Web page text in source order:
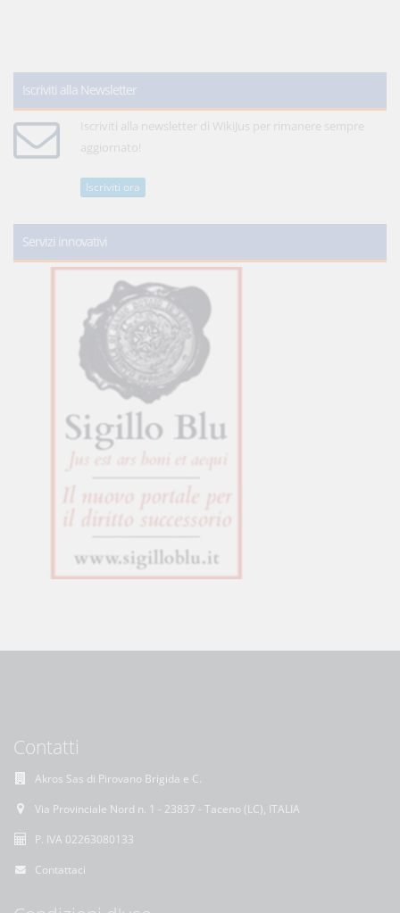
Iscriviti alla Newsletter
Iscriviti alla newsletter di WikiJus per rimanere sempre
aggiornato!
Iscriviti ora
Servizi innovativi
Contatti
Akros Sas di Pirovano Brigida e C.
Via Provinciale Nord n. 1 - 23837 - Taceno (LC), ITALIA
P. IVA 02263080133
Contattaci